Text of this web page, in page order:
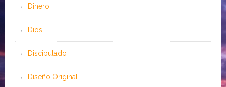
Dinero
Dios
Discipulado
Diseño Original